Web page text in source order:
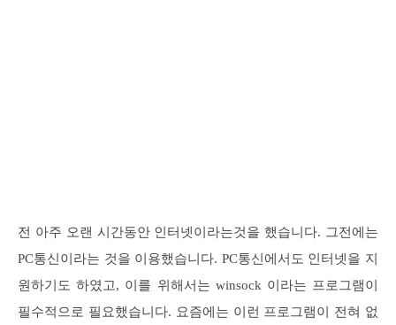
전 아주 오랜 시간동안 인터넷이라는것을 했습니다. 그전에는
PC통신이라는 것을 이용했습니다. PC통신에서도 인터넷을 지
원하기도 하였고, 이를 위해서는 winsock 이라는 프로그램이
필수적으로 필요했습니다. 요즘에는 이런 프로그램이 전혀 없